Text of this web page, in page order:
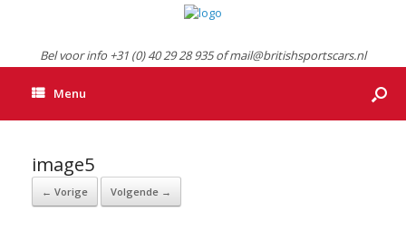
Bel voor info +31 (0) 40 29 28 935 of mail@britishsportscars.nl
Menu
image5
← Vorige Volgende →